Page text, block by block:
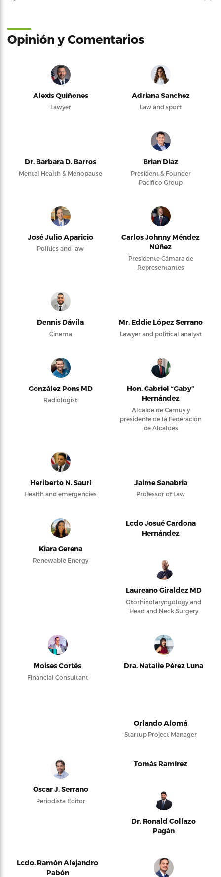
Opinión y Comentarios
Alexis Quiñones
Lawyer
Adriana Sanchez
Law and sport
Dr. Barbara D. Barros
Mental Health & Menopause
Brian Díaz
President & Founder
Pacifico Group
José Julio Aparicio
Politics and law
Carlos Johnny Méndez
Núñez
Presidente Cámara de
Representantes
Dennis Dávila
Cinema
Mr. Eddie López Serrano
Lawyer and political analyst
González Pons MD
Radiologist
Hon. Gabriel “Gaby”
Hernández
Alcalde de Camuy y
presidente de la Federación
de Alcaldes
Heriberto N. Saurí
Health and emergencies
Jaime Sanabria
Professor of Law
Kiara Gerena
Renewable Energy
Lcdo Josué Cardona
Hernández
Laureano Giraldez MD
Otorhinolaryngology and
Head and Neck Surgery
Moises Cortés
Financial Consultant
Dra. Natalie Pérez Luna
Orlando Alomá
Startup Project Manager
Oscar J. Serrano
Periodista Editor
Tomás Ramírez
Dr. Ronald Collazo
Pagán
Lcdo. Ramón Alejandro
Pabón